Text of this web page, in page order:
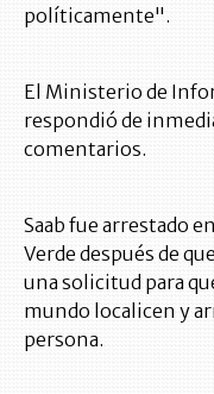
políticamente".
El Ministerio de
respondió de
comentarios.
Saab fue arrestado
Verde después de
una solicitud para
mundo localicen y
persona.